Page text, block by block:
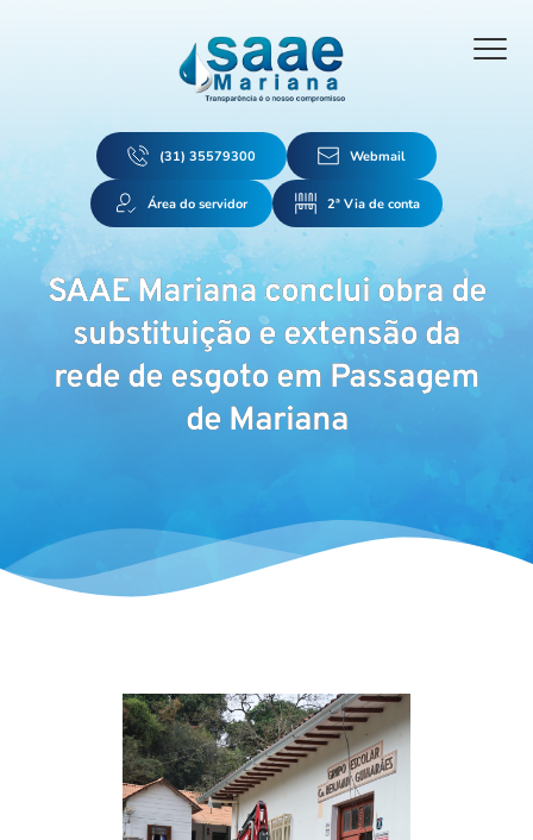
(31) 35579300 Webmail
Área do servidor 2ª Via de conta
SAAE Mariana conclui obra de
substituição e extensão da
rede de esgoto em Passagem
de Mariana